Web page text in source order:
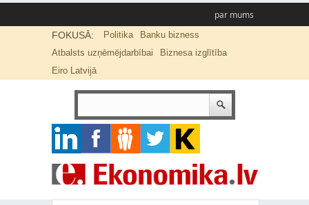
par mums
FOKUSĀ: Politika
Banku bizness
Atbalsts uzņēmējdarbībai
Biznesa izglītība
Eiro Latvijā